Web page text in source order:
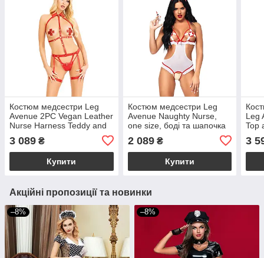
Костюм медсестри Leg
Avenue 2PC Vegan Leather
Nurse Harness Teddy and
Headband Red L, шапочка
3 089 ₴
Купити
Костюм медсестри Leg
Avenue Naughty Nurse,
one size, боді та шапочка
2 089₴
Купити
Leg
Top
3
Акційні пропозиції та новинки
–8% –8%